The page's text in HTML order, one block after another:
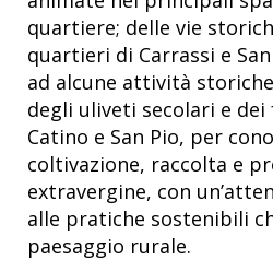
quartiere; delle vie
quartieri di Carrassi e
ad alcune attività
degli uliveti secolari e
Catino e San Pio, per
coltivazione, raccolta e
extravergine, con
alle pratiche sostenibili
paesaggio rurale.